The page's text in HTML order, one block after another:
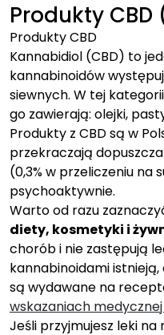
Produkty
Produkty CBD
Kannabidiol (CBD) to
kannabinoidów
siewnych. W tej
go zawierają: olejki,
Produkty z CBD są w
przekraczają
(0,3% w przeliczeniu na
psychoaktywnie.
Warto od razu
diety, kosmetyki i
chorób i nie zastępują
kannabinoidami
są wydawane na
wskazaniach
Jeśli przyjmujesz leki